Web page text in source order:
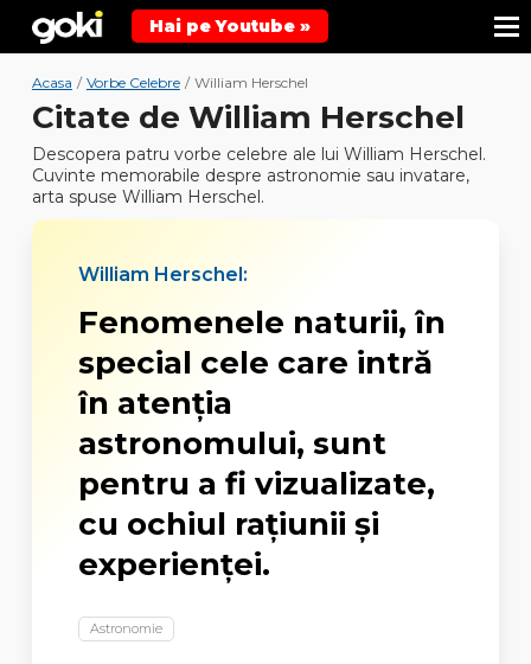
Hai pe Youtube »
Acasa / Vorbe Celebre / William Herschel
Citate de William Herschel
Descopera patru vorbe celebre ale lui William Herschel.
Cuvinte memorabile despre astronomie sau invatare,
arta spuse William Herschel.
William Herschel:
Fenomenele naturii, în
special cele care intră
în atenţia
astronomului, sunt
pentru a fi vizualizate,
cu ochiul raţiunii şi
experienţei.
Astronomie